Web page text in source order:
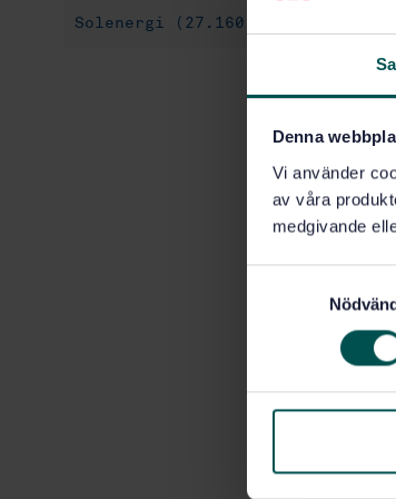
Denna
Vi använder
av våra
medgivande
s
Solenergi (27.160)